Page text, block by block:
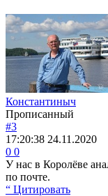
Константиныч
Прописанный
#3
17:20:38 24.11.2020
0 0
У нас в Королёве
по почте.
“ Цитировать